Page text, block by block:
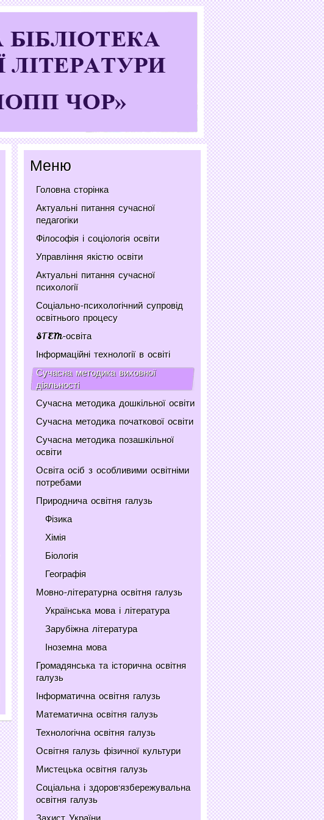
Меню
Головна сторінка
Актуальні питання сучасної
педагогіки
Філософія і соціологія освіти
Управління якістю освіти
Актуальні питання сучасної
психології
Соціально-психологічний супровід
освітнього процесу
STEM-освіта
Інформаційні технології в освіті
Сучасна методика виховної
діяльності
Сучасна методика дошкільної освіти
Сучасна методика початкової освіти
Сучасна методика позашкільної
освіти
Освіта осіб з особливими освітніми
потребами
Природнича освітня галузь
Фізика
Хімія
Біологія
Географія
Мовно-літературна освітня галузь
Українська мова і література
Зарубіжна література
Іноземна мова
Громадянська та історична освітня
галузь
Інформатична освітня галузь
Математична освітня галузь
Технологічна освітня галузь
Освітня галузь фізичної культури
Мистецька освітня галузь
Соціальна і здоров'язбережувальна
освітня галузь